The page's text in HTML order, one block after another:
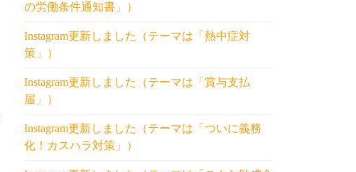
の労働条件通知書」）
Instagram更新しました（テーマは「熱中症対
策」）
Instagram更新しました（テーマは「賞与支払
届」）
Instagram更新しました（テーマは「ついに義務
化！カスハラ対策」）